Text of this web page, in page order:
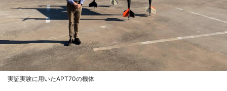
実証実験に用いたAPT70の機体